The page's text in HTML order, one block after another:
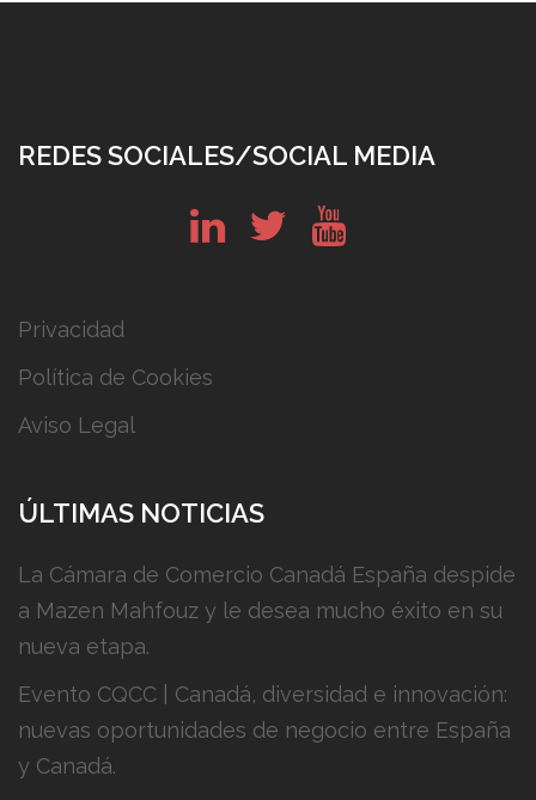
REDES SOCIALES/SOCIAL MEDIA
Privacidad
Política de Cookies
Aviso Legal
ÚLTIMAS NOTICIAS
La Cámara de Comercio Canadá España despide
a Mazen Mahfouz y le desea mucho éxito en su
nueva etapa.
Evento CQCC | Canadá, diversidad e innovación:
nuevas oportunidades de negocio entre España
y Canadá.